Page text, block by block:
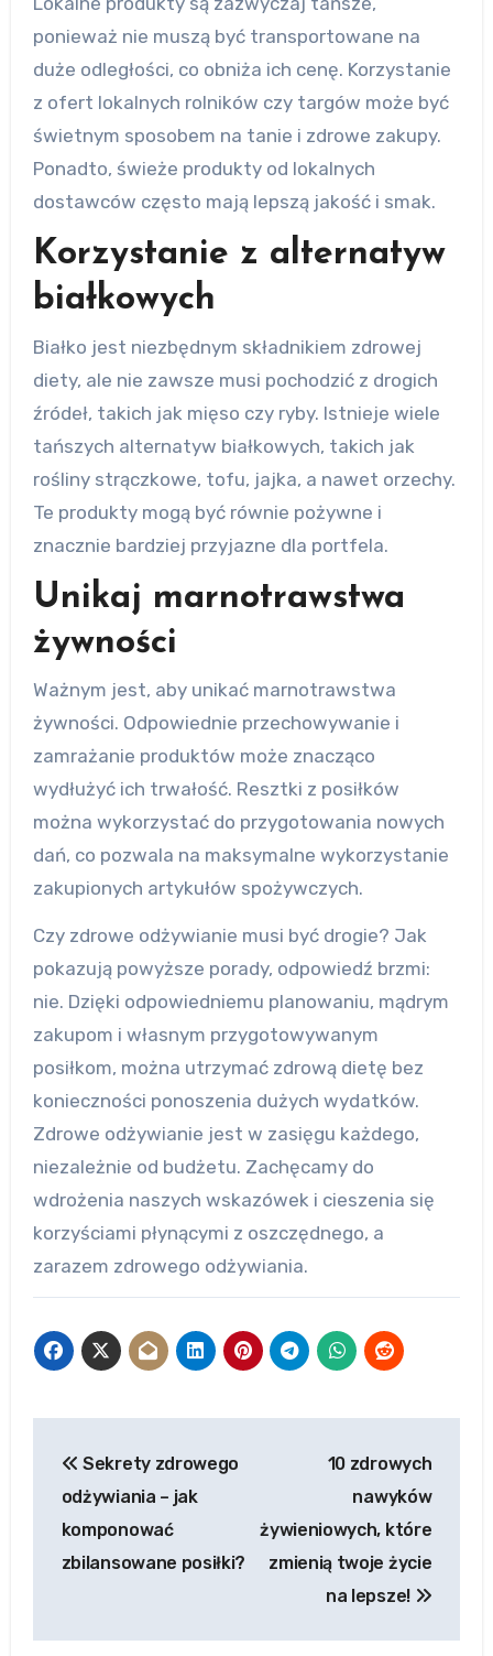
ponieważ nie muszą być transportowane na
duże odległości, co obniża ich cenę. Korzystanie
z ofert lokalnych rolników czy targów może być
świetnym sposobem na tanie i zdrowe zakupy.
Ponadto, świeże produkty od lokalnych
dostawców często mają lepszą jakość i smak.
Korzystanie z alternatyw
białkowych
Białko jest niezbędnym składnikiem zdrowej
diety, ale nie zawsze musi pochodzić z drogich
źródeł, takich jak mięso czy ryby. Istnieje wiele
tańszych alternatyw białkowych, takich jak
rośliny strączkowe, tofu, jajka, a nawet orzechy.
Te produkty mogą być równie pożywne i
znacznie bardziej przyjazne dla portfela.
Unikaj marnotrawstwa
żywności
Ważnym jest, aby unikać marnotrawstwa
żywności. Odpowiednie przechowywanie i
zamrażanie produktów może znacząco
wydłużyć ich trwałość. Resztki z posiłków
można wykorzystać do przygotowania nowych
dań, co pozwala na maksymalne wykorzystanie
zakupionych artykułów spożywczych.
Czy zdrowe odżywianie musi być drogie? Jak
pokazują powyższe porady, odpowiedź brzmi:
nie. Dzięki odpowiedniemu planowaniu, mądrym
zakupom i własnym przygotowywanym
posiłkom, można utrzymać zdrową dietę bez
konieczności ponoszenia dużych wydatków.
Zdrowe odżywianie jest w zasięgu każdego,
niezależnie od budżetu. Zachęcamy do
wdrożenia naszych wskazówek i cieszenia się
korzyściami płynącymi z oszczędnego, a
zarazem zdrowego odżywiania.
wpisu
Sekrety zdrowego
odżywiania – jak
komponować
zbilansowane posiłki?
10 zdrowych
nawyków
żywieniowych, które
zmienią twoje życie
na lepsze!